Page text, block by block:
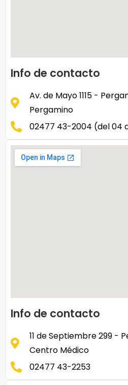
Info de contacto
Av. de Mayo 1115 -
Pergamino
02477 43-2004 (del 04
Info de contacto
11 de Septiembre 299 -
Centro Médico
02477 43-2253